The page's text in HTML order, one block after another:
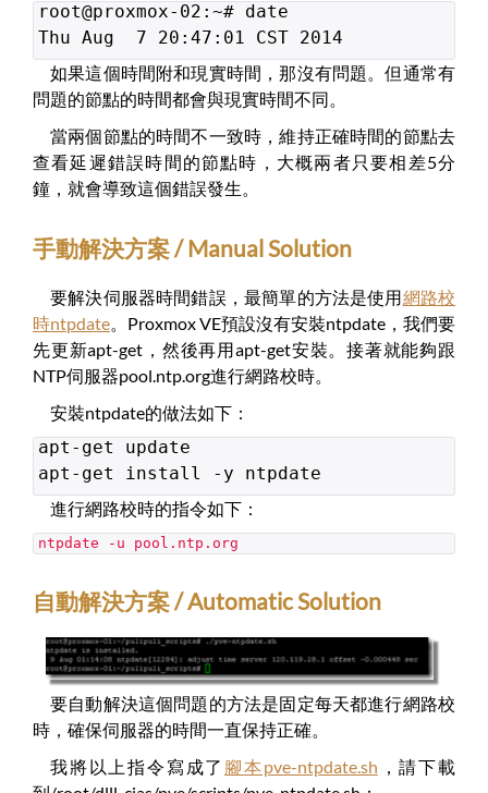
root@proxmox-02:~# date
Thu Aug 7 20:47:01 CST 2014
如果這個時間附和現實時間，那沒有問題。但通常有
問題的節點的時間都會與現實時間不同。
當兩個節點的時間不一致時，維持正確時間的節點去
查看延遲錯誤時間的節點時，大概兩者只要相差5分
鐘，就會導致這個錯誤發生。
手動解決方案 / Manual Solution
要解決伺服器時間錯誤，最簡單的方法是使用網路校
時ntpdate。Proxmox VE預設沒有安裝ntpdate，我們要
先更新apt-get，然後再用apt-get安裝。接著就能夠跟
NTP伺服器pool.ntp.org進行網路校時。
安裝ntpdate的做法如下：
apt-get update
apt-get install -y ntpdate
進行網路校時的指令如下：
ntpdate -u pool.ntp.org
自動解決方案 / Automatic Solution
要自動解決這個問題的方法是固定每天都進行網路校
時，確保伺服器的時間一直保持正確。
我將以上指令寫成了 腳本pve-ntpdate.sh ，請下載